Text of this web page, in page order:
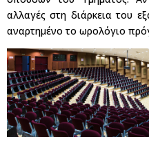
αλλαγές στη διάρκεια του
αναρτημένο το ωρολόγιο